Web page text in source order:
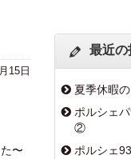
15日
〜
最近の
夏季休暇
ポルシェ
②
ポルシェ